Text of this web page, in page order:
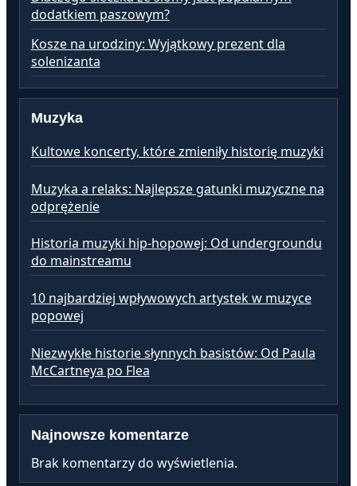
dodatkiem paszowym?
Kosze na urodziny: Wyjątkowy prezent dla
solenizanta
Muzyka
Kultowe koncerty, które zmieniły historię muzyki
Muzyka a relaks: Najlepsze gatunki muzyczne na
odprężenie
Historia muzyki hip-hopowej: Od undergroundu
do mainstreamu
10 najbardziej wpływowych artystek w muzyce
popowej
Niezwykłe historie słynnych basistów: Od Paula
McCartneya po Flea
Najnowsze komentarze
Brak komentarzy do wyświetlenia.